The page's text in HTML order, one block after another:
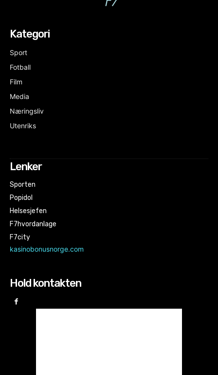
Kategori
Sport
Fotball
Film
Media
Næringsliv
Utenriks
Lenker
Sporten
Popidol
Helsesjefen
F7hvordanlage
F7city
kasinobonusnorge.com
Hold kontakten